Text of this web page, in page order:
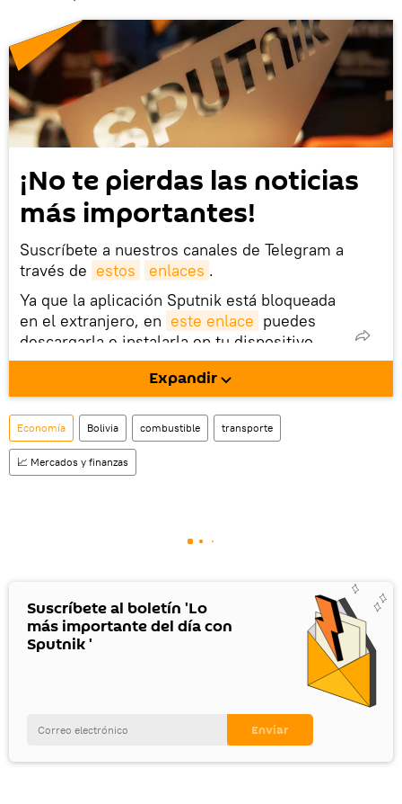
¡No te pierdas las noticias
más importantes!
Suscríbete a nuestros canales de Telegram a
través de estos enlaces .
Ya que la aplicación Sputnik está bloqueada
en el extranjero, en este enlace puedes
descargarla e instalarla en tu dispositivo
móvil (¡solo para Android!).
Expandir
Economía Bolivia combustible transporte
📈 Mercados y finanzas
Suscríbete al boletín 'Lo
más importante del día con
Sputnik '